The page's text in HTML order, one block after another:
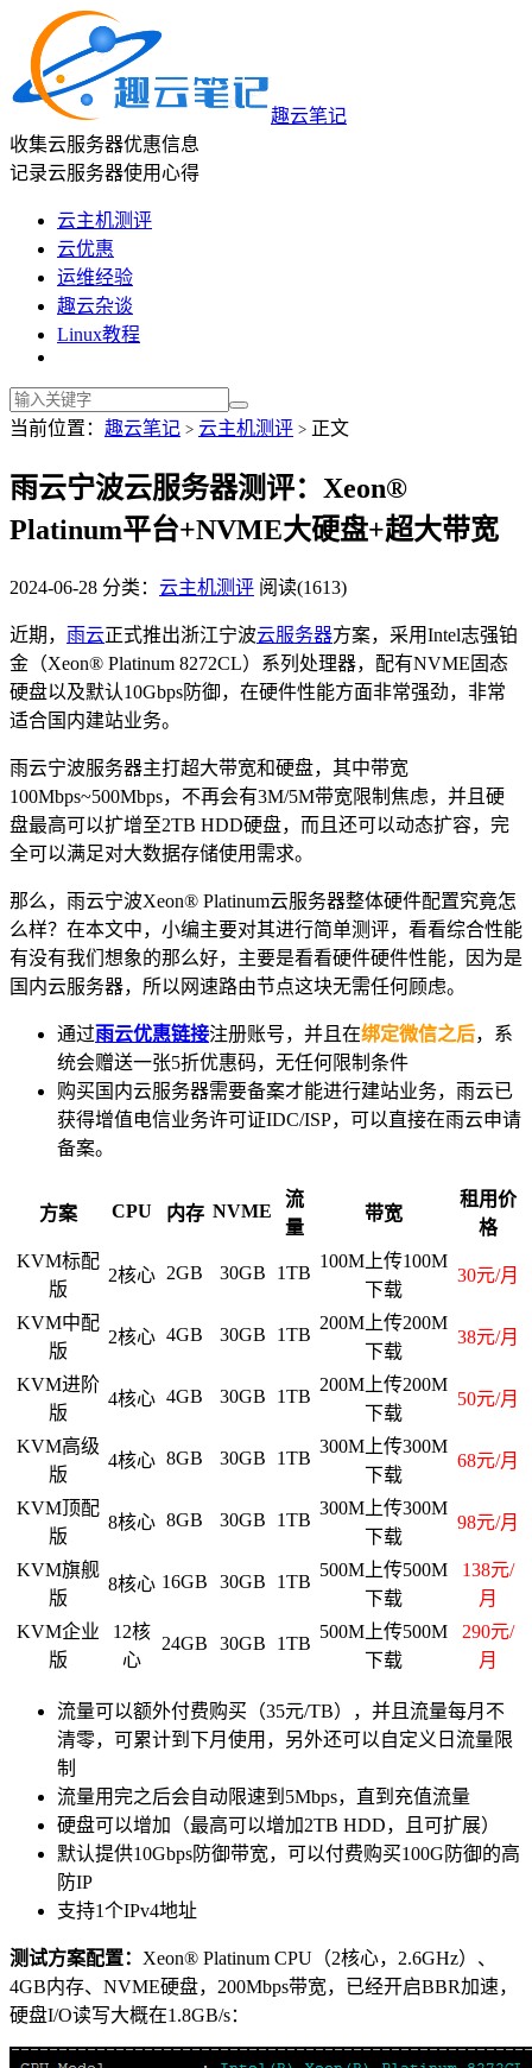
趣云笔记
收集云服务器优惠信息
记录云服务器使用心得
云主机测评
云优惠
运维经验
趣云杂谈
Linux教程
当前位置： 趣云笔记 > 云主机测评 > 正文
雨云宁波云服务器测评：Xeon®
Platinum平台+NVME大硬盘+超大带宽
2024-06-28 分类： 云主机测评 阅读(1613)
近期， 雨云正式推出浙江宁波云服务器方案，采用Intel志强铂
金（Xeon® Platinum 8272CL）系列处理器，配有NVME固态
硬盘以及默认10Gbps防御，在硬件性能方面非常强劲，非常
适合国内建站业务。
雨云宁波服务器主打超大带宽和硬盘，其中带宽
100Mbps~500Mbps，不再会有3M/5M带宽限制焦虑，并且硬
盘最高可以扩增至2TB HDD硬盘，而且还可以动态扩容，完
全可以满足对大数据存储使用需求。
那么，雨云宁波Xeon® Platinum云服务器整体硬件配置究竟怎
么样？在本文中，小编主要对其进行简单测评，看看综合性能
有没有我们想象的那么好，主要是看看硬件硬件性能，因为是
国内云服务器，所以网速路由节点这块无需任何顾虑。
通过雨云优惠链接注册账号，并且在绑定微信之后，系
统会赠送一张5折优惠码，无任何限制条件
购买国内云服务器需要备案才能进行建站业务，雨云已
获得增值电信业务许可证IDC/ISP，可以直接在雨云申请
备案。
方案 CPU 内存 NVME
流
量
带宽
租用价
格
KVM标配
版
2核心 2GB 30GB 1TB
100M上传100M
下载
30元/月
KVM中配
版
2核心 4GB 30GB 1TB
200M上传200M
下载
38元/月
KVM进阶
版
4核心 4GB 30GB 1TB
200M上传200M
下载
50元/月
KVM高级
版
4核心 8GB 30GB 1TB
300M上传300M
下载
68元/月
KVM顶配
版
8核心 8GB 30GB 1TB
300M上传300M
下载
98元/月
KVM旗舰
版
8核心 16GB 30GB 1TB
500M上传500M
下载
138元/
月
KVM企业
版
12核
心
24GB 30GB 1TB
500M上传500M
下载
290元/
月
流量可以额外付费购买（35元/TB），并且流量每月不
清零，可累计到下月使用，另外还可以自定义日流量限
制
流量用完之后会自动限速到5Mbps，直到充值流量
硬盘可以增加（最高可以增加2TB HDD，且可扩展）
默认提供10Gbps防御带宽，可以付费购买100G防御的高
防IP
支持1个IPv4地址
测试方案配置： Xeon® Platinum CPU（2核心，2.6GHz）、
4GB内存、NVME硬盘，200Mbps带宽，已经开启BBR加速，
硬盘I/O读写大概在1.8GB/s：